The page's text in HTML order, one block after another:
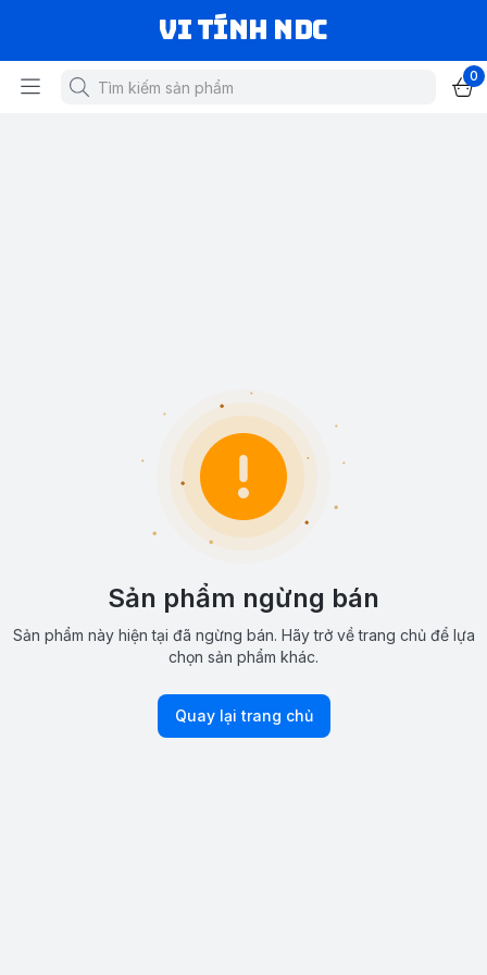
VI TÍNH NDC
0
Sản phẩm ngừng bán
Sản phẩm này hiện tại đã ngừng bán. Hãy trở về trang chủ để lựa
chọn sản phẩm khác.
Quay lại trang chủ